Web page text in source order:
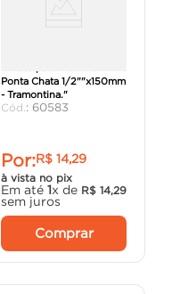
Ponta Chata 1/2""x150mm
- Tramontina."
: 60583
Por:R$ 14,29
à vista no pix
Em até 1x de R$ 14,29
sem juros
Comprar